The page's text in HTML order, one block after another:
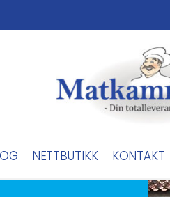
NETTBUTIKK KONTAKT